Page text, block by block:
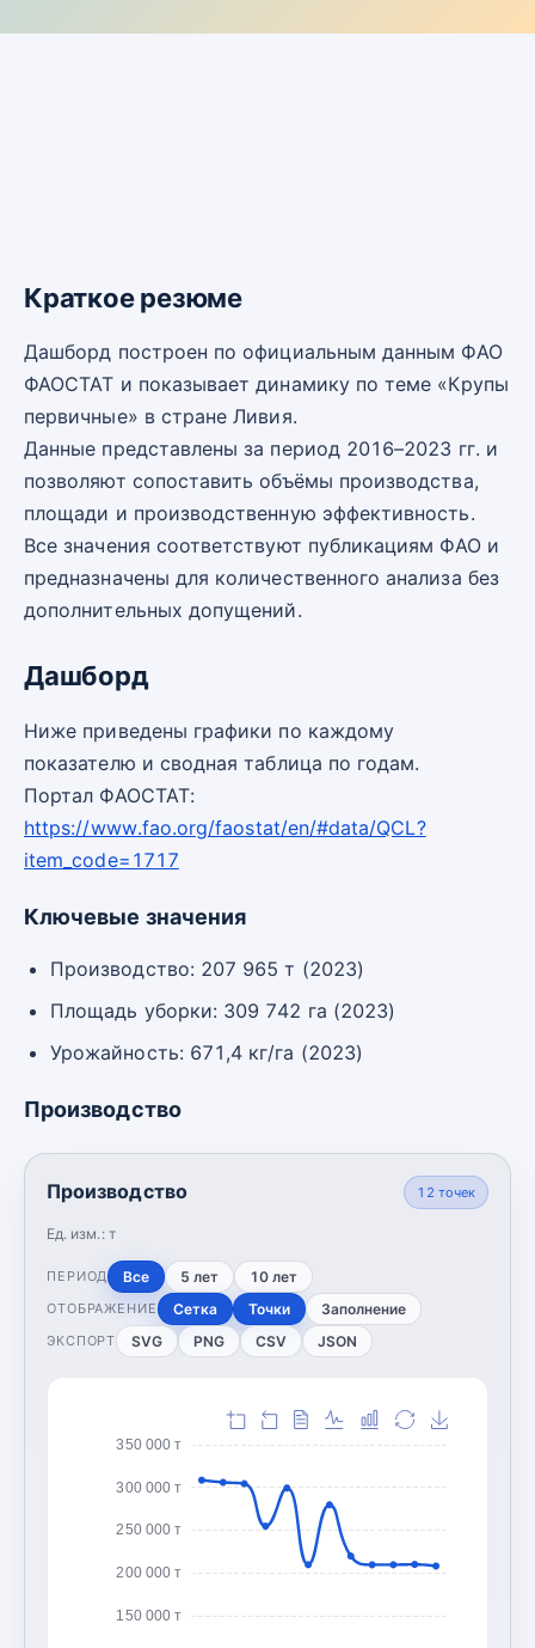
Краткое резюме
Дашборд построен по официальным данным ФАО
ФАОСТАТ и показывает динамику по теме «Крупы
первичные» в стране Ливия.
Данные представлены за период 2016–2023 гг. и
позволяют сопоставить объёмы производства,
площади и производственную эффективность.
Все значения соответствуют публикациям ФАО и
предназначены для количественного анализа без
дополнительных допущений.
Дашборд
Ниже приведены графики по каждому
показателю и сводная таблица по годам.
Портал ФАОСТАТ:
https://www.fao.org/faostat/en/#data/QCL?
item_code=1717
Ключевые значения
Производство: 207 965 т (2023)
Площадь уборки: 309 742 га (2023)
Урожайность: 671,4 кг/га (2023)
Производство
Производство
Ед. изм.: т
12 точек
ПЕРИОД Все 5 лет 10 лет
ОТОБРАЖЕНИЕ Сетка Точки Заполнение
ЭКСПОРТ SVG PNG CSV JSON
150 000 т
200 000 т
250 000 т
300 000 т
350 000 т